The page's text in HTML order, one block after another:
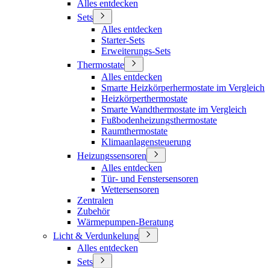
Alles entdecken
Sets
Alles entdecken
Starter-Sets
Erweiterungs-Sets
Thermostate
Alles entdecken
Smarte Heizkörperhermostate im Vergleich
Heizkörperthermostate
Smarte Wandthermostate im Vergleich
Fußbodenheizungsthermostate
Raumthermostate
Klimaanlagensteuerung
Heizungssensoren
Alles entdecken
Tür- und Fenstersensoren
Wettersensoren
Zentralen
Zubehör
Wärmepumpen-Beratung
Licht & Verdunkelung
Alles entdecken
Sets